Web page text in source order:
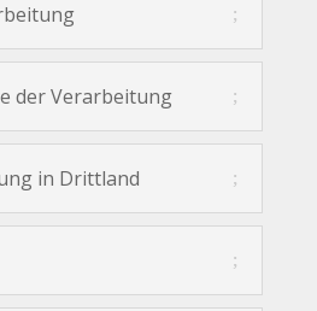
der Verarbeitung
in Drittland